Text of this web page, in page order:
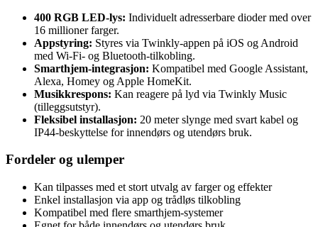
400 RGB LED-lys: Individuelt adresserbare dioder med over
16 millioner farger.
Appstyring: Styres via Twinkly-appen på iOS og Android
med Wi-Fi- og Bluetooth-tilkobling.
Smarthjem-integrasjon: Kompatibel med Google Assistant,
Alexa, Homey og Apple HomeKit.
Musikkrespons: Kan reagere på lyd via Twinkly Music
(tilleggsutstyr).
Fleksibel installasjon: 20 meter slynge med svart kabel og
IP44-beskyttelse for innendørs og utendørs bruk.
Fordeler og ulemper
Kan tilpasses med et stort utvalg av farger og effekter
Enkel installasjon via app og trådløs tilkobling
Kompatibel med flere smarthjem-systemer